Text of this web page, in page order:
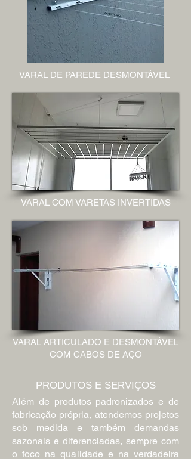
VARAL DE PAREDE DESMONTÁVEL
VARAL COM VARETAS INVERTIDAS
VARAL ARTICULADO E DESMONTÁVEL
COM CABOS DE AÇO
PRODUTOS E SERVIÇOS
Além de produtos padronizados e de
fabricação própria, atendemos projetos
sob medida e também demandas
sazonais e diferenciadas, sempre com
o foco na qualidade e na verdadeira